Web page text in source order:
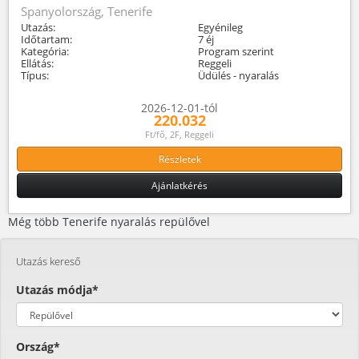
Spanyolország, Tenerife
Utazás:
Egyénileg
Időtartam:
7 éj
Kategória:
Program szerint
Ellátás:
Reggeli
Típus:
Üdülés - nyaralás
2026-12-01-tól
220.032
Ft/fő, 2F, Reggeli
Részletek
Ajánlatkérés
Még több Tenerife nyaralás repülővel
Utazás kereső
Utazás módja*
Ország*